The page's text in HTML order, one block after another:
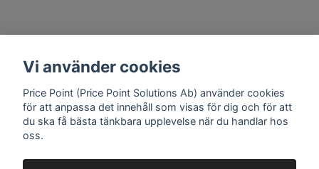
MUSA JOMA
Vi använder cookies
Price Point (Price Point Solutions Ab) använder cookies
för att anpassa det innehåll som visas för dig och för att
du ska få bästa tänkbara upplevelse när du handlar hos
oss.